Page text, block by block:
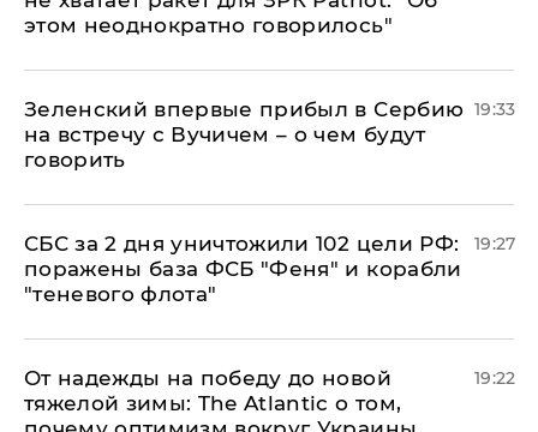
этом неоднократно говорилось"
Зеленский впервые прибыл в Сербию
на встречу с Вучичем – о чем будут
говорить
19:33
СБС за 2 дня уничтожили 102 цели РФ:
поражены база ФСБ "Феня" и корабли
"теневого флота"
19:27
От надежды на победу до новой
тяжелой зимы: The Atlantic о том,
19:22